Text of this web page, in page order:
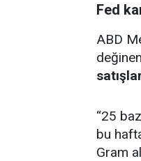
Fed
ABD
“25
bu
Gram